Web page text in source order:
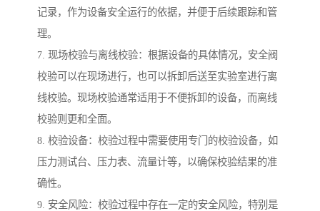
记录，作为设备安全运行的依据，并便于后续跟踪和管
理。
7. 现场校验与离线校验：根据设备的具体情况，安全阀
校验可以在现场进行，也可以拆卸后送至实验室进行离
线校验。现场校验通常适用于不便拆卸的设备，而离线
校验则更和全面。
8. 校验设备：校验过程中需要使用专门的校验设备，如
压力测试台、压力表、流量计等，以确保校验结果的准
确性。
9. 安全风险：校验过程中存在一定的安全风险，特别是